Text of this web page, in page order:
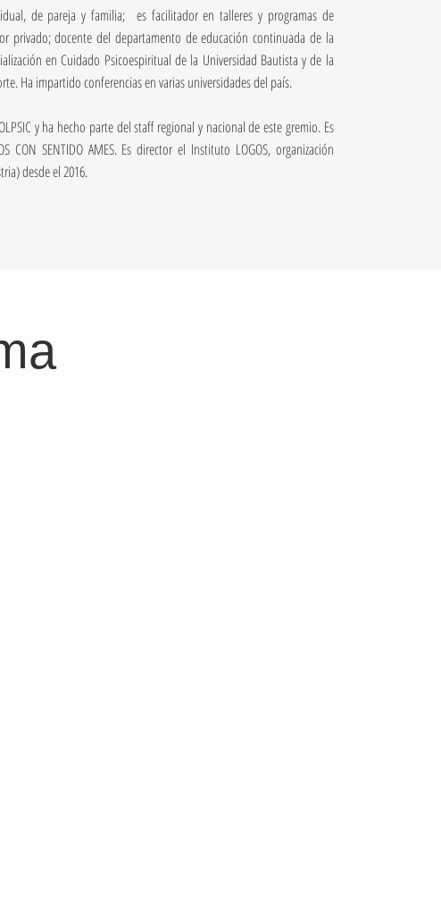
de pareja y familia; es facilitador en talleres y programas de
privado; docente del departamento de educación continuada de la
en Cuidado Psicoespiritual de la Universidad Bautista y de la
Ha impartido conferencias en varias universidades del país.
y ha hecho parte del staff regional y nacional de este gremio. Es
CON SENTIDO AMES. Es director el Instituto LOGOS, organización
desde el 2016.